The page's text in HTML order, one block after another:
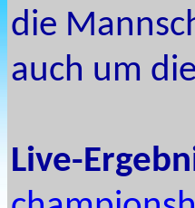
die
auch um
Live-